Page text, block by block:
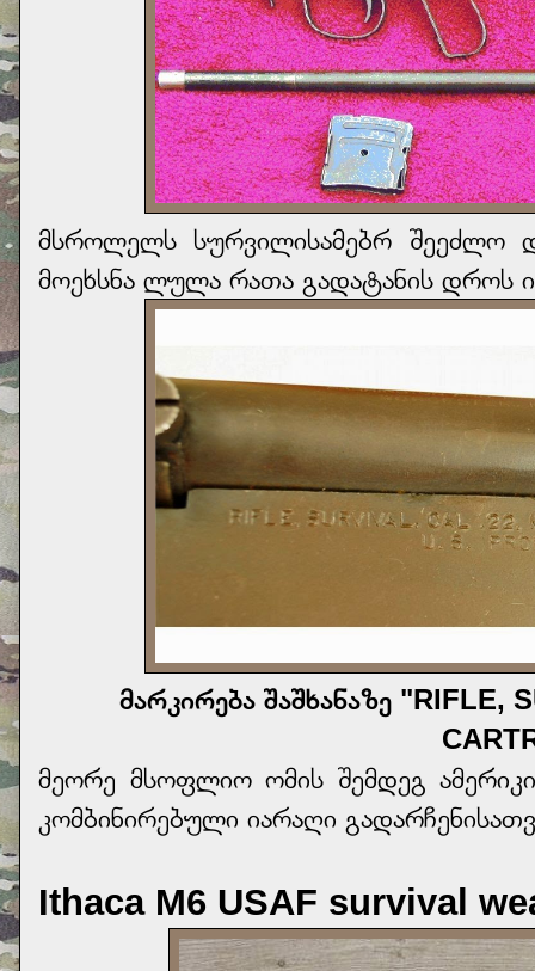
მსროლელს სურვილისამებრ შეეძლო
მოეხსნა ლულა რათა გადატანის
მარკირება შაშხანაზე "RIFLE,
მეორე მსოფლიო ომის შემდეგ
კომბინირებული იარაღი
Ithaca M6 USAF survival